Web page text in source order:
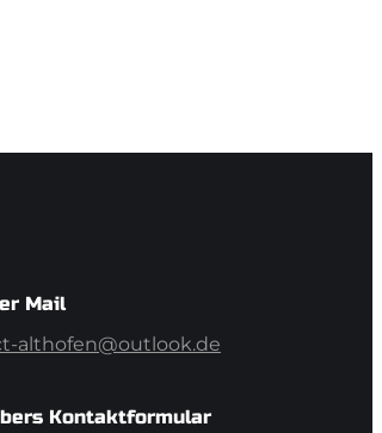
Mail
althofen@outlook.de
Kontaktformular